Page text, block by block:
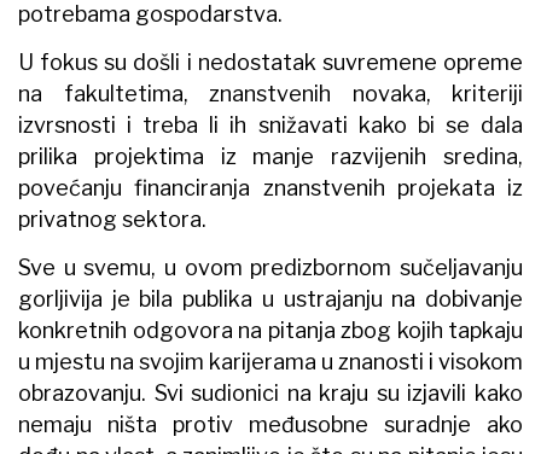
potrebama gospodarstva.
U fokus su došli i nedostatak suvremene opreme
na fakultetima, znanstvenih novaka, kriteriji
izvrsnosti i treba li ih snižavati kako bi se dala
prilika projektima iz manje razvijenih sredina,
povećanju financiranja znanstvenih projekata iz
privatnog sektora.
Sve u svemu, u ovom predizbornom sučeljavanju
gorljivija je bila publika u ustrajanju na dobivanje
konkretnih odgovora na pitanja zbog kojih tapkaju
u mjestu na svojim karijerama u znanosti i visokom
obrazovanju. Svi sudionici na kraju su izjavili kako
nemaju ništa protiv međusobne suradnje ako